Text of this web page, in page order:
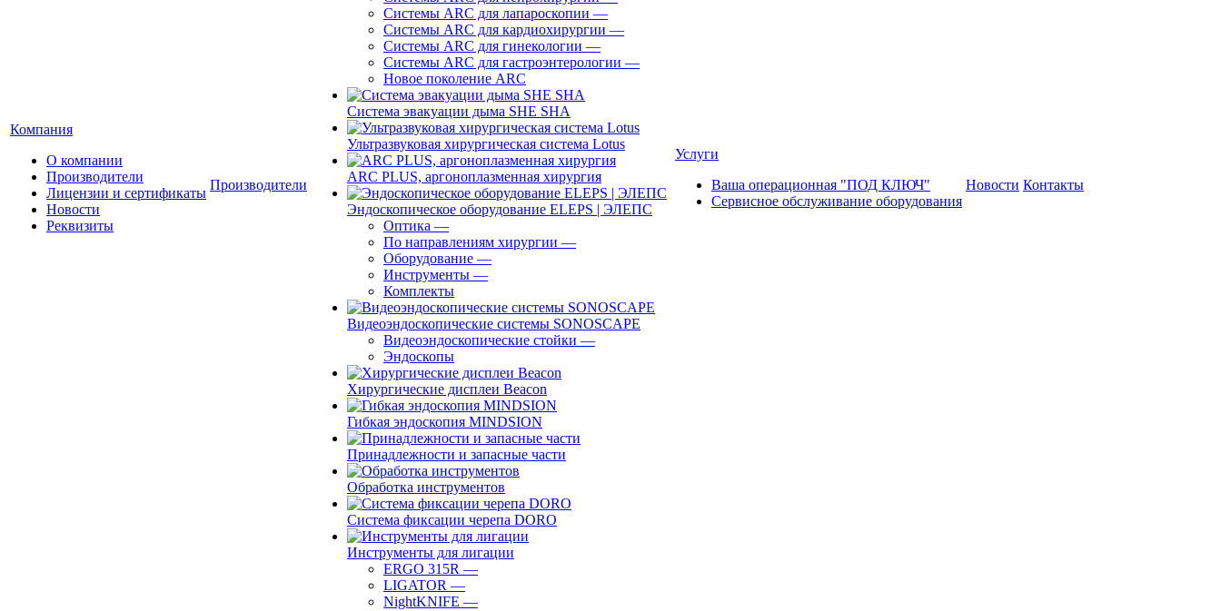
Компания
О компании
Производители
Лицензии и сертификаты
Новости
Реквизиты
Производители
Системы ARC для лапароскопии —
Системы ARC для кардиохирургии —
Системы ARC для гинекологии —
Системы ARC для гастроэнтерологии —
Новое поколение ARC
Система эвакуации дыма SHE SHA
Ультразвуковая хирургическая система Lotus
ARC PLUS, аргоноплазменная хирургия
Эндоскопическое оборудование ELEPS | ЭЛЕПС
Оптика —
По направлениям хирургии —
Оборудование —
Инструменты —
Комплекты
Видеоэндоскопические системы SONOSCAPE
Видеоэндоскопические стойки —
Эндоскопы
Хирургические дисплеи Beacon
Гибкая эндоскопия MINDSION
Принадлежности и запасные части
Обработка инструментов
Система фиксации черепа DORO
Инструменты для лигации
ERGO 315R —
LIGATOR —
NightKNIFE —
Услуги
Ваша операционная "ПОД КЛЮЧ"
Сервисное обслуживание оборудования
Новости Контакты